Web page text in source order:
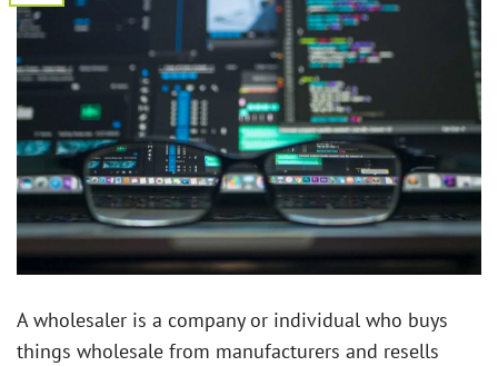
A wholesaler is a company or individual who buys
things wholesale from manufacturers and resells